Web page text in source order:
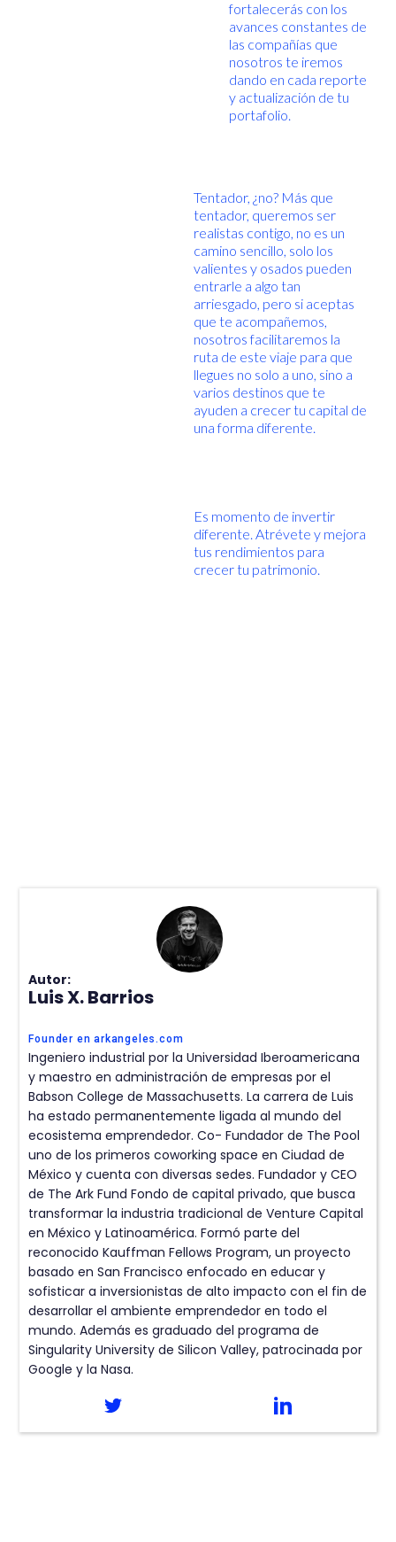
fortalecerás con los
avances constantes de
las compañías que
nosotros te iremos
dando en cada reporte
y actualización de tu
portafolio.
Tentador, ¿no? Más que
tentador, queremos ser
realistas contigo, no es un
camino sencillo, solo los
valientes y osados pueden
entrarle a algo tan
arriesgado, pero si aceptas
que te acompañemos,
nosotros facilitaremos la
ruta de este viaje para que
llegues no solo a uno, sino a
varios destinos que te
ayuden a crecer tu capital de
una forma diferente.
Es momento de invertir
diferente. Atrévete y mejora
tus rendimientos para
crecer tu patrimonio.
Autor:
Luis X. Barrios
Founder en arkangeles.com
Ingeniero industrial por la Universidad Iberoamericana
y maestro en administración de empresas por el
Babson College de Massachusetts. La carrera de Luis
ha estado permanentemente ligada al mundo del
ecosistema emprendedor. Co- Fundador de The Pool
uno de los primeros coworking space en Ciudad de
México y cuenta con diversas sedes. Fundador y CEO
de The Ark Fund Fondo de capital privado, que busca
transformar la industria tradicional de Venture Capital
en México y Latinoamérica. Formó parte del
reconocido Kauffman Fellows Program, un proyecto
basado en San Francisco enfocado en educar y
sofisticar a inversionistas de alto impacto con el fin de
desarrollar el ambiente emprendedor en todo el
mundo. Además es graduado del programa de
Singularity University de Silicon Valley, patrocinada por
Google y la Nasa.